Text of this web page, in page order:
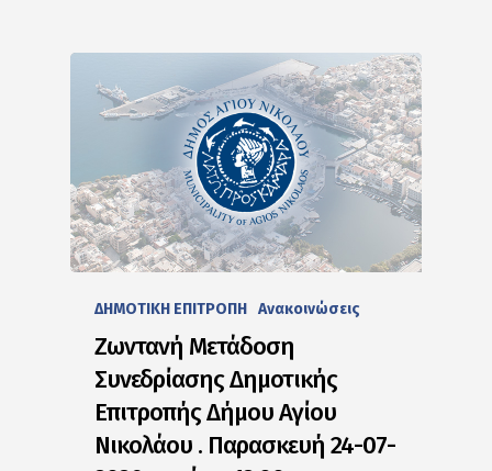
ΔΗΜΟΤΙΚΗ ΕΠΙΤΡΟΠΗ Ανακοινώσεις
Ζωντανή Μετάδοση
Συνεδρίασης Δημοτικής
Επιτροπής Δήμου Αγίου
Νικολάου . Παρασκευή 24-07-